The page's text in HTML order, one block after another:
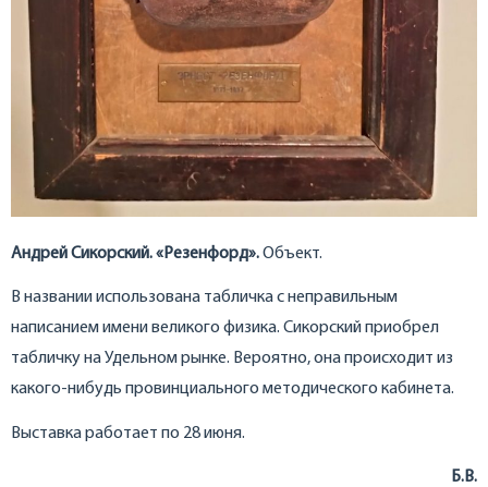
Андрей Сикорский.«Резенфорд».Объект.
В названии использована табличка с неправильным
написанием имени великого физика. Сикорский приобрел
табличку на Удельном рынке. Вероятно, она происходит из
какого-нибудь провинциального методического кабинета.
Выставка работает по 28 июня.
Б.В.